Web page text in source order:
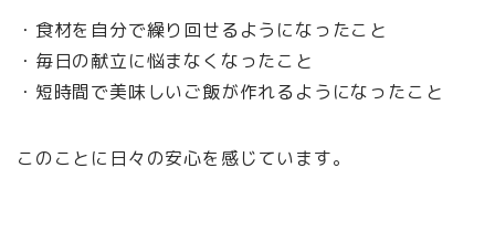
・食材を自分で繰り回せるようになったこと
・毎日の献立に悩まなくなったこと
・短時間で美味しいご飯が作れるようになったこと
このことに日々の安心を感じています。